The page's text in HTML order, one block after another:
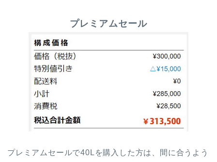
プレミアムセール
プレミアムセールで40Lを購入した方は、間に合うよう